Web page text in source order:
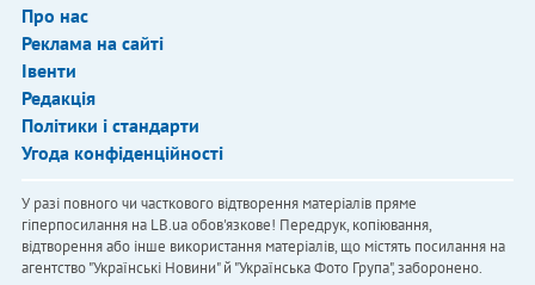
Про нас
Реклама на сайті
Івенти
Редакція
Політики і стандарти
Угода конфіденційності
У разі повного чи часткового відтворення матеріалів пряме
гіперпосилання на LB.ua обов'язкове! Передрук, копіювання,
відтворення або інше використання матеріалів, що містять посилання на
агентство "Українськi Новини" й "Українська Фото Група", заборонено.